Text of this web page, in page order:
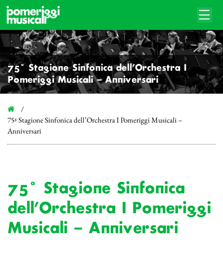
75ª Stagione Sinfonica dell’Orchestra I
Pomeriggi Musicali – Anniversari
75ª Stagione Sinfonica dell’Orchestra I Pomeriggi Musicali –
Anniversari
75ª Stagione Sinfonica
dell’Orchestra I Pomeriggi
Musicali – Anniversari